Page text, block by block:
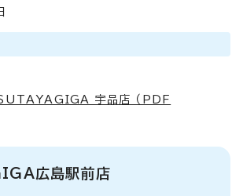
宇品店 （PDF
広島駅前店